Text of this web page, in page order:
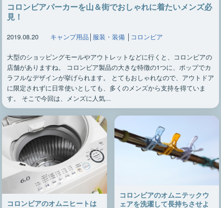
コロンビアパーカーを山＆街でおしゃれに着たいメンズ必
見！
2019.08.20 キャンプ用品 │ 服装・装備│ コロンビア
大型のショッピングモールやアウトレットなどに行くと、コロンビアの
店舗がありますね。 コロンビア製品の大きな特徴の1つに、ポップでカ
ラフルなデザインが挙げられます。 とてもおしゃれなので、アウトドア
に限定されずに日常使いとしても、多くのメンズから支持を得ていま
す。 そこで今回は、メンズに人気...
コロンビアのオムニヒートは
コロンビアのオムニテックウ
ェアを洗濯して長持ちさせよ